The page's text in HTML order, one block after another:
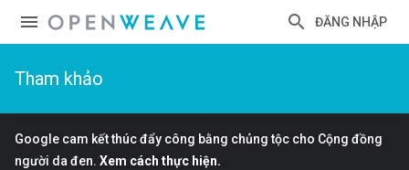
ĐĂNG NHẬP
Tham khảo
Google cam kết thúc đẩy công bằng chủng tộc cho Cộng đồng
người da đen. Xem cách thực hiện.